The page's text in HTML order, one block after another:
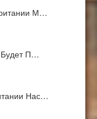
М…
П…
Нас…